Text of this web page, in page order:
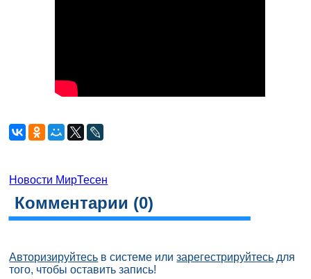
Новости МирТесен
Комментарии (0)
Авторизируйтесь в системе илизарегестрируйтесь для
того, чтобы оставить запись!